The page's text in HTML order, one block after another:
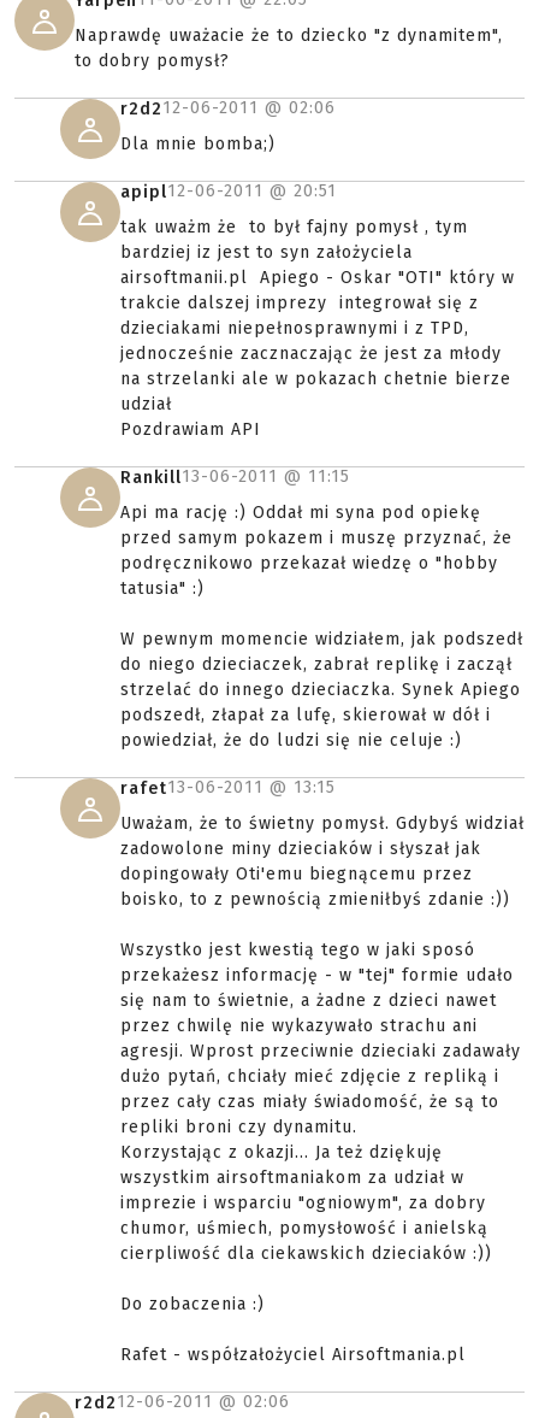
Naprawdę uważacie że to dziecko "z dynamitem",
to dobry pomysł?
r2d212-06-2011 @ 02:06
Dla mnie bomba;)
apipl12-06-2011 @ 20:51
tak uważm że to był fajny pomysł , tym
bardziej iz jest to syn założyciela
airsoftmanii.pl Apiego - Oskar "OTI" który w
trakcie dalszej imprezy integrował się z
dzieciakami niepełnosprawnymi i z TPD,
jednocześnie zacznaczając że jest za młody
na strzelanki ale w pokazach chetnie bierze
udział
Pozdrawiam API
Rankill13-06-2011 @ 11:15
Api ma rację :) Oddał mi syna pod opiekę
przed samym pokazem i muszę przyznać, że
podręcznikowo przekazał wiedzę o "hobby
tatusia" :)
W pewnym momencie widziałem, jak podszedł
do niego dzieciaczek, zabrał replikę i zaczął
strzelać do innego dzieciaczka. Synek Apiego
podszedł, złapał za lufę, skierował w dół i
powiedział, że do ludzi się nie celuje :)
rafet13-06-2011 @ 13:15
Uważam, że to świetny pomysł. Gdybyś widział
zadowolone miny dzieciaków i słyszał jak
dopingowały Oti'emu biegnącemu przez
boisko, to z pewnością zmieniłbyś zdanie :))
Wszystko jest kwestią tego w jaki sposó
przekażesz informację - w "tej" formie udało
się nam to świetnie, a żadne z dzieci nawet
przez chwilę nie wykazywało strachu ani
agresji. Wprost przeciwnie dzieciaki zadawały
dużo pytań, chciały mieć zdjęcie z repliką i
przez cały czas miały świadomość, że są to
repliki broni czy dynamitu.
Korzystając z okazji... Ja też dziękuję
wszystkim airsoftmaniakom za udział w
imprezie i wsparciu "ogniowym", za dobry
chumor, uśmiech, pomysłowość i anielską
cierpliwość dla ciekawskich dzieciaków :))
Do zobaczenia :)
Rafet - współzałożyciel Airsoftmania.pl
r2d212-06-2011 @ 02:06